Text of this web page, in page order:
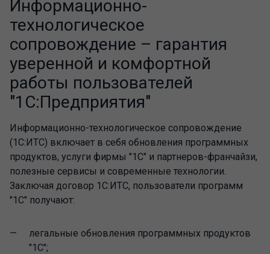
Информационно-
технологическое
сопровождение – гарантия
уверенной и комфортной
работы пользователей
"1С:Предприятия"
Информационно-технологическое сопровождение
(1С:ИТС) включает в себя обновления программных
продуктов, услуги фирмы "1С" и партнеров-франчайзи,
полезные сервисы и современные технологии.
Заключая договор 1С:ИТС, пользователи программ
"1С" получают:
легальные обновления программных продуктов
"1С";